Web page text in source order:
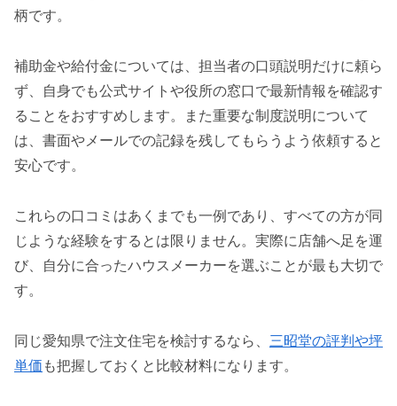
柄です。
補助金や給付金については、担当者の口頭説明だけに頼ら
ず、自身でも公式サイトや役所の窓口で最新情報を確認す
ることをおすすめします。また重要な制度説明について
は、書面やメールでの記録を残してもらうよう依頼すると
安心です。
これらの口コミはあくまでも一例であり、すべての方が同
じような経験をするとは限りません。実際に店舗へ足を運
び、自分に合ったハウスメーカーを選ぶことが最も大切で
す。
同じ愛知県で注文住宅を検討するなら、 三昭堂の評判や坪
単価 も把握しておくと比較材料になります。